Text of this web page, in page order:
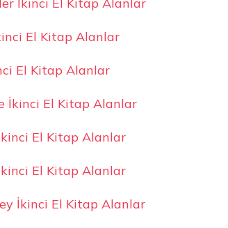
El Kitap Alanlar
El Kitap Alanlar
İkinci El Kitap Alanlar
El Kitap Alanlar
El Kitap Alanlar
İkinci El Kitap Alanlar